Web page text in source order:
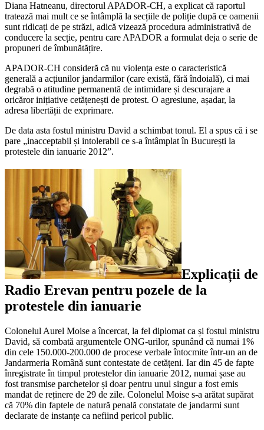
Diana Hatneanu, directorul APADOR-CH, a explicat că raportul
tratează mai mult ce se întâmplă la secțiile de poliție după ce oamenii
sunt ridicați de pe străzi, adică vizează procedura administrativă de
conducere la secție, pentru care APADOR a formulat deja o serie de
propuneri de îmbunătățire.
APADOR-CH consideră că nu violența este o caracteristică
generală a acțiunilor jandarmilor (care există, fără îndoială), ci mai
degrabă o atitudine permanentă de intimidare și descurajare a
oricăror inițiative cetățenești de protest. O agresiune, așadar, la
adresa libertății de exprimare.
De data asta fostul ministru David a schimbat tonul. El a spus că i se
pare „inacceptabil și intolerabil ce s-a întâmplat în București la
protestele din ianuarie 2012”.
Explicații de
Radio Erevan pentru pozele de la
protestele din ianuarie
Colonelul Aurel Moise a încercat, la fel diplomat ca și fostul ministru
David, să combată argumentele ONG-urilor, spunând că numai 1%
din cele 150.000-200.000 de procese verbale întocmite într-un an de
Jandarmeria Română sunt contestate de cetățeni. Iar din 45 de fapte
înregistrate în timpul protestelor din ianuarie 2012, numai șase au
fost transmise parchetelor și doar pentru unul singur a fost emis
mandat de reținere de 29 de zile. Colonelul Moise s-a arătat supărat
că 70% din faptele de natură penală constatate de jandarmi sunt
declarate de instanțe ca nefiind pericol public.